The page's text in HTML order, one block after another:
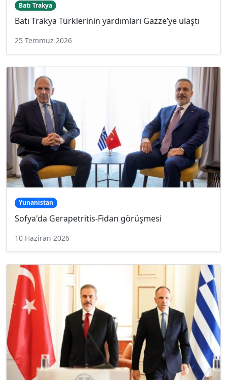
Batı Trakya
Batı Trakya Türklerinin yardımları Gazze’ye ulaştı
25 Temmuz 2026
Yunanistan
Sofya'da Gerapetritis-Fidan görüşmesi
10 Haziran 2026